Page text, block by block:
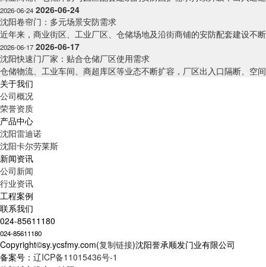
2026-06-24 2026-06-24
沈阳卷帘门：多元场景安防需求
近年来，商业街区、工业厂区、仓储场地及沿街商铺的安防配套建设不
2026-06-17 2026-06-17
沈阳快速门厂家：贴合仓储厂区使用需求
仓储物流、工业车间、商超库区等业态不断扩容，厂区出入口隔断、空
关于我们
公司概况
荣誉资质
产品中心
沈阳雷迪诺
沈阳卡尔劳莱斯
新闻资讯
公司新闻
行业资讯
工程案例
联系我们
024-85611180
024-85611180
Copyright©sy.ycsfmy.com(复制链接)沈阳誉承顺发门业有限公司
备案号： 辽ICP备11015436号-1